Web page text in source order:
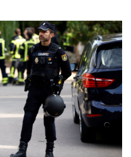
Podcast
Câu chuyện thời sự
Đọc truyện đêm khuya
Cửa sổ tình yêu
Kể chuyện cho bé
Hạt giống tâm hồn